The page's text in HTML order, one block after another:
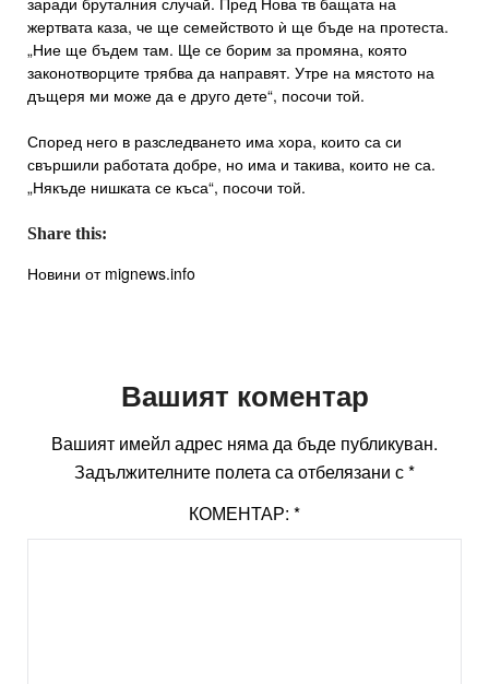
жертвата каза, че ще семейството ѝ ще бъде на протеста.
„Ние ще бъдем там. Ще се борим за промяна, която
законотворците трябва да направят. Утре на мястото на
дъщеря ми може да е друго дете“, посочи той.
Според него в разследването има хора, които са си
свършили работата добре, но има и такива, които не са.
„Някъде нишката се къса“, посочи той.
Share this:
Новини от mignews.info
Вашият коментар
Вашият имейл адрес няма да бъде публикуван.
Задължителните полета са отбелязани с*
КОМЕНТАР: *